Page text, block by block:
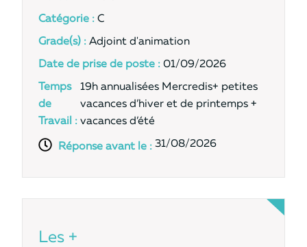
Catégorie : C
Grade(s) : Adjoint d'animation
Date de prise de poste : 01/09/2026
Temps
de
Travail :
19h annualisées Mercredis+ petites
vacances d’hiver et de printemps +
vacances d’été
Réponse avant le : 31/08/2026
Les +